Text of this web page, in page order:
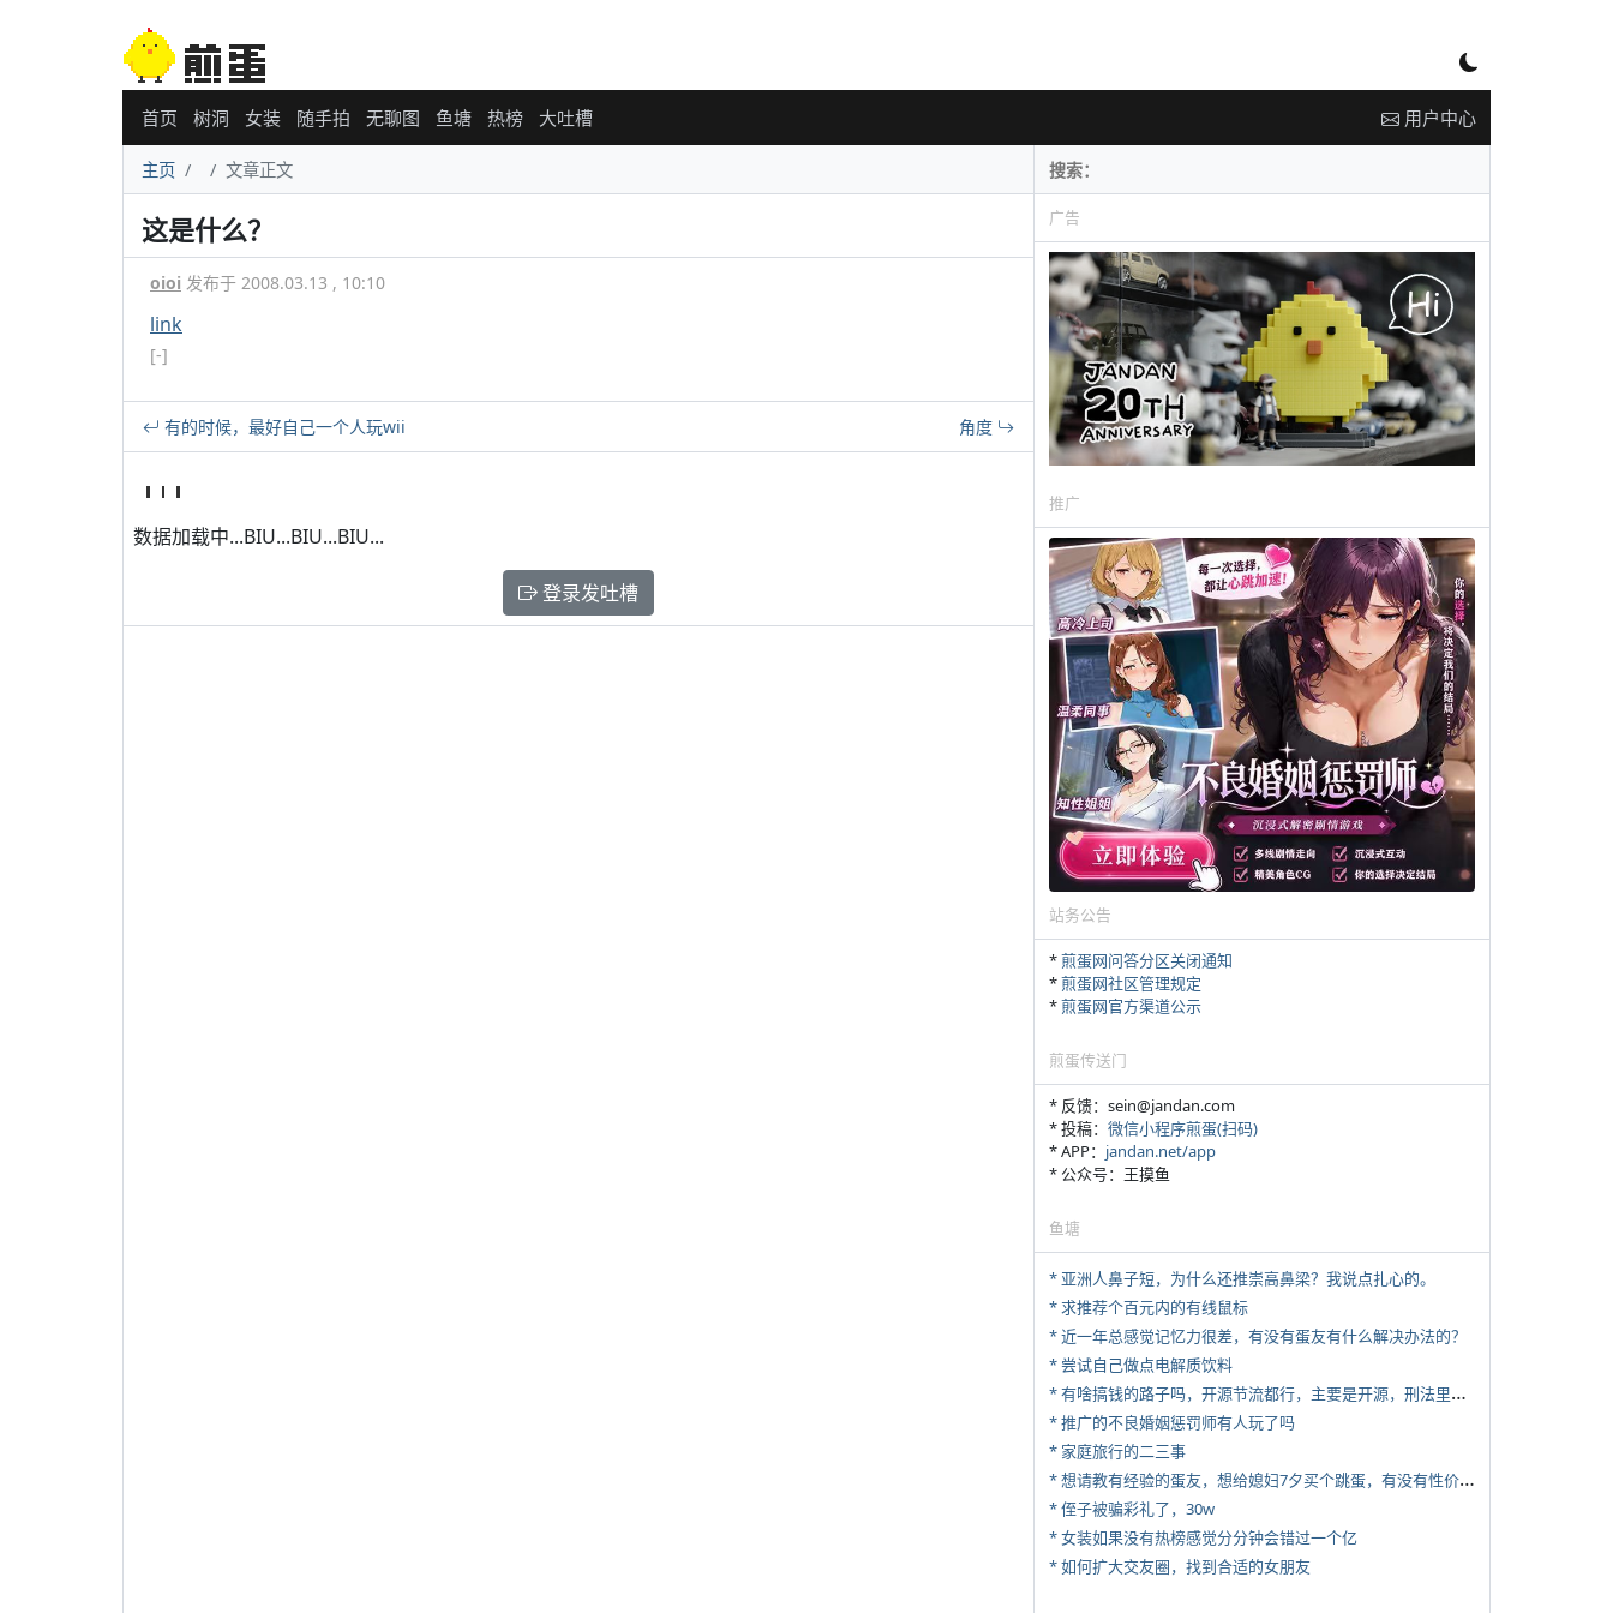
首页 树洞 女装 随手拍 无聊图 鱼塘 热榜 大吐槽 用户中心
主页 文章正文
这是什么？
oioi 发布于 2008.03.13 , 10:10
link
[-]
有的时候，最好自己一个人玩wii 角度
数据加载中...BIU...BIU...BIU...
登录发吐槽
广告
推广
站务公告
*煎蛋网问答分区关闭通知
*煎蛋网社区管理规定
*煎蛋网官方渠道公示
煎蛋传送门
* 反馈：sein@jandan.com
* 投稿： 微信小程序煎蛋(扫码)
* APP： jandan.net/app
* 公众号：王摸鱼
鱼塘
* 亚洲人鼻子短，为什么还推崇高鼻梁？我说点扎心的。
* 求推荐个百元内的有线鼠标
* 近一年总感觉记忆力很差，有没有蛋友有什么解决办法的？
* 尝试自己做点电解质饮料
*
有啥搞钱的路子吗，开源节流都行，主要是开源，刑法里的咱不做
* 推广的不良婚姻惩罚师有人玩了吗
* 家庭旅行的二三事
*
想请教有经验的蛋友，想给媳妇7夕买个跳蛋，有没有性价比高的推荐
* 侄子被骗彩礼了，30w
* 女装如果没有热榜感觉分分钟会错过一个亿
* 如何扩大交友圈，找到合适的女朋友